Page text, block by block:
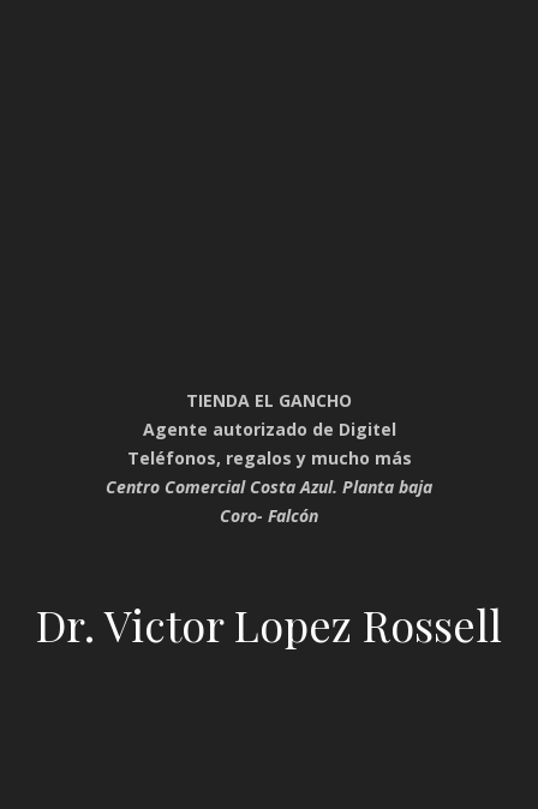
TIENDA EL GANCHO
Agente autorizado de Digitel
Teléfonos, regalos y mucho más
Centro Comercial Costa Azul. Planta baja
Coro- Falcón
Dr. Victor Lopez Rossell